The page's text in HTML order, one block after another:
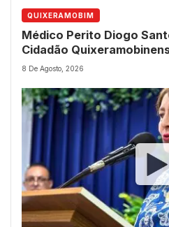
QUIXERAMOBIM
Médico Perito Diogo
Cidadão
8 De Agosto, 2026